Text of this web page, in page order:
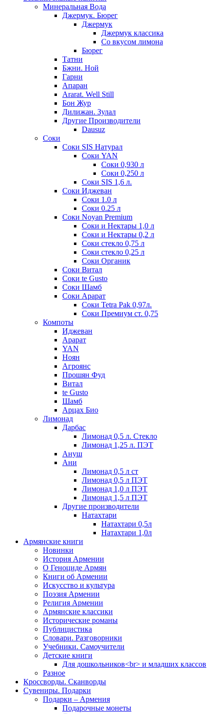
Минеральная Вода
Джермук. Бюрег
Джермук
Джермук классика
Со вкусом лимона
Бюрег
Татни
Бжни. Ной
Гарни
Апаран
Ararat. Well Still
Бон Жур
Дилижан. Зулал
Другие Производители
Dausuz
Соки
Соки SIS Натурал
Соки YAN
Соки 0,930 л
Соки 0,250 л
Соки SIS 1,6 л.
Соки Иджеван
Соки 1.0 л
Соки 0.25 л
Соки Noyan Premium
Соки и Нектары 1,0 л
Соки и Нектары 0,2 л
Соки стекло 0,75 л
Соки стекло 0,25 л
Соки Органик
Соки Витал
Соки te Gusto
Соки Шамб
Соки Арарат
Соки Tetra Pak 0,97л.
Соки Премиум ст. 0,75
Компоты
Иджеван
Арарат
YAN
Ноян
Агроянс
Прошян Фуд
Витал
te Gusto
Шамб
Арцах Био
Лимонад
Дарбас
Лимонад 0,5 л. Стекло
Лимонад 1,25 л. ПЭТ
Ануш
Ани
Лимонад 0,5 л ст
Лимонад 0,5 л ПЭТ
Лимонад 1,0 л ПЭТ
Лимонад 1,5 л ПЭТ
Другие производители
Натахтари
Натахтари 0,5л
Натахтари 1,0л
Армянские книги
Новинки
История Армении
О Геноциде Армян
Книги об Армении
Иcкусство и культура
Поэзия Армении
Религия Армении
Армянские классики
Исторические романы
Публицистика
Словари. Разговорники
Учебники. Самоучители
Детские книги
Для дошкольников<br> и младших классов
Разное
Кроссворды. Сканворды
Сувениры. Подарки
Подарки – Армения
Подарочные монеты